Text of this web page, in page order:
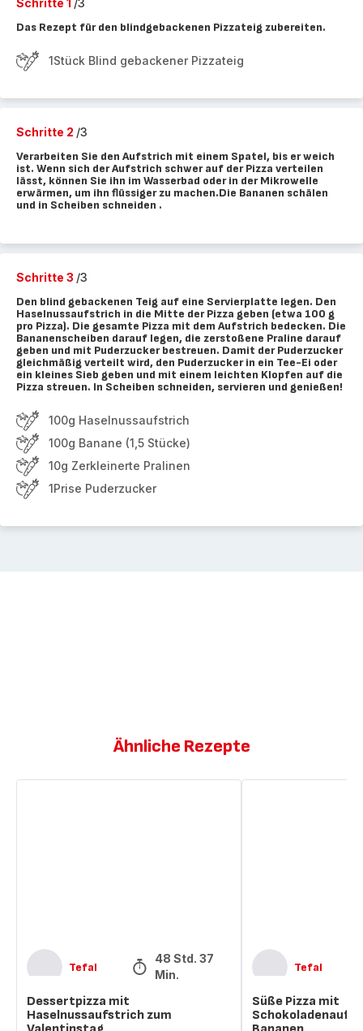
Schritte 1 /3
Das Rezept für den blindgebackenen Pizzateig zubereiten.
1Stück Blind gebackener Pizzateig
Schritte 2 /3
Verarbeiten Sie den Aufstrich mit einem Spatel, bis er weich
ist. Wenn sich der Aufstrich schwer auf der Pizza verteilen
lässt, können Sie ihn im Wasserbad oder in der Mikrowelle
erwärmen, um ihn flüssiger zu machen.Die Bananen schälen
und in Scheiben schneiden .
Schritte 3 /3
Den blind gebackenen Teig auf eine Servierplatte legen. Den
Haselnussaufstrich in die Mitte der Pizza geben (etwa 100 g
pro Pizza). Die gesamte Pizza mit dem Aufstrich bedecken. Die
Bananenscheiben darauf legen, die zerstoßene Praline darauf
geben und mit Puderzucker bestreuen. Damit der Puderzucker
gleichmäßig verteilt wird, den Puderzucker in ein Tee-Ei oder
ein kleines Sieb geben und mit einem leichten Klopfen auf die
Pizza streuen. In Scheiben schneiden, servieren und genießen!
100g Haselnussaufstrich
100g Banane (1,5 Stücke)
10g Zerkleinerte Pralinen
1Prise Puderzucker
Ähnliche Rezepte
Tefal
48 Std. 37
Min.
Dessertpizza mit
Haselnussaufstrich zum
Tefal
Süße Pizza mit